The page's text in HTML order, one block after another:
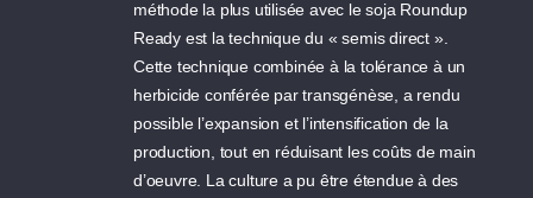
méthode la plus utilisée avec le soja Roundup
Ready est la technique du « semis direct ».
Cette technique combinée à la tolérance à un
herbicide conférée par transgénèse, a rendu
possible l’expansion et l’intensification de la
production, tout en réduisant les coûts de main
d’oeuvre. La culture a pu être étendue à des